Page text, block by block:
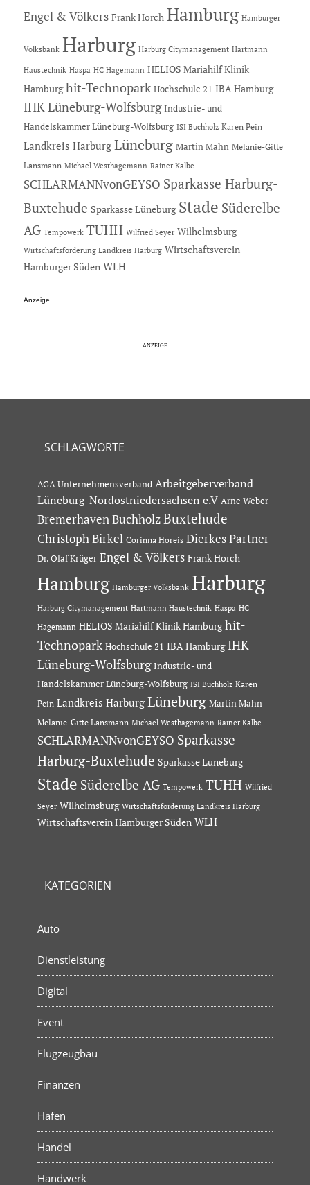
Engel & Völkers Frank Horch Hamburg Hamburger
Volksbank Harburg Harburg Citymanagement Hartmann
Haustechnik Haspa HC Hagemann HELIOS Mariahilf Klinik
Hamburg hit-Technopark Hochschule 21 IBA Hamburg
IHK Lüneburg-Wolfsburg Industrie- und
Handelskammer Lüneburg-Wolfsburg ISI Buchholz Karen Pein
Landkreis Harburg Lüneburg Martin Mahn Melanie-Gitte
Lansmann Michael Westhagemann Rainer Kalbe
SCHLARMANNvonGEYSO Sparkasse Harburg-
Buxtehude Sparkasse Lüneburg Stade Süderelbe
AG Tempowerk TUHH Wilfried Seyer Wilhelmsburg
Wirtschaftsförderung Landkreis Harburg Wirtschaftsverein
Hamburger Süden WLH
Anzeige
SCHLAGWORTE
AGA Unternehmensverband Arbeitgeberverband
Lüneburg-Nordostniedersachsen e.V Arne Weber
Bremerhaven Buchholz Buxtehude
Christoph Birkel Corinna Horeis Dierkes Partner
Dr. Olaf Krüger Engel & Völkers Frank Horch
Hamburg Hamburger Volksbank Harburg
Harburg Citymanagement Hartmann Haustechnik Haspa HC
Hagemann HELIOS Mariahilf Klinik Hamburg hit-
Technopark Hochschule 21 IBA Hamburg IHK
Lüneburg-Wolfsburg Industrie- und
Handelskammer Lüneburg-Wolfsburg ISI Buchholz Karen
Pein Landkreis Harburg Lüneburg Martin Mahn
Melanie-Gitte Lansmann Michael Westhagemann Rainer Kalbe
SCHLARMANNvonGEYSO Sparkasse
Harburg-Buxtehude Sparkasse Lüneburg
Stade Süderelbe AG Tempowerk TUHH Wilfried
Seyer Wilhelmsburg Wirtschaftsförderung Landkreis Harburg
Wirtschaftsverein Hamburger Süden WLH
KATEGORIEN
Auto
Dienstleistung
Digital
Event
Flugzeugbau
Finanzen
Hafen
Handel
Handwerk